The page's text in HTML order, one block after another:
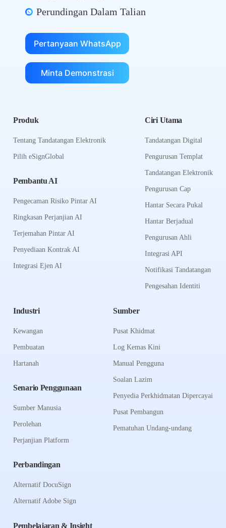
Perundingan Dalam Talian
Pertanyaan WhatsApp
Minta Demonstrasi
Produk
Tentang Tandatangan Elektronik
Pilih eSignGlobal
Pembantu AI
Pengecaman Risiko Pintar AI
Ringkasan Perjanjian AI
Terjemahan Pintar AI
Penyediaan Kontrak AI
Integrasi Ejen AI
Ciri Utama
Tandatangan Digital
Pengurusan Templat
Tandatangan Elektronik
Pengurusan Cap
Hantar Secara Pukal
Hantar Berjadual
Pengurusan Ahli
Integrasi API
Notifikasi Tandatangan
Pengesahan Identiti
Industri
Kewangan
Pembuatan
Hartanah
Senario Penggunaan
Sumber Manusia
Perolehan
Perjanjian Platform
Perbandingan
Alternatif DocuSign
Alternatif Adobe Sign
Sumber
Pusat Khidmat
Log Kemas Kini
Manual Pengguna
Soalan Lazim
Penyedia Perkhidmatan Dipercayai
Pusat Pembangun
Pematuhan Undang-undang
Pembelajaran & Insight